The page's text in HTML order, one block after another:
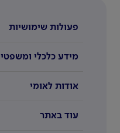
פעולות שימושיות
מידע כלכלי ומשפטי
אודות לאומי
עוד באתר